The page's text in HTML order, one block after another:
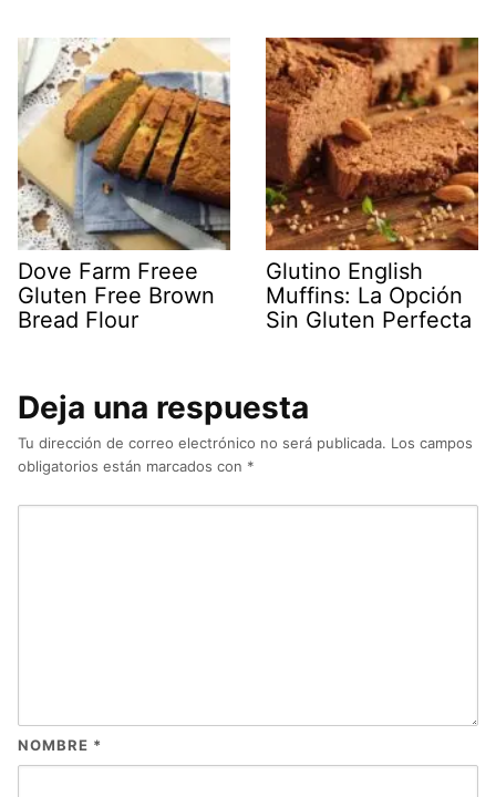
Dove Farm Freee
Gluten Free Brown
Bread Flour
Glutino English
Muffins: La Opción
Sin Gluten Perfecta
Deja una respuesta
Tu dirección de correo electrónico no será publicada. Los campos
obligatorios están marcados con *
NOMBRE *